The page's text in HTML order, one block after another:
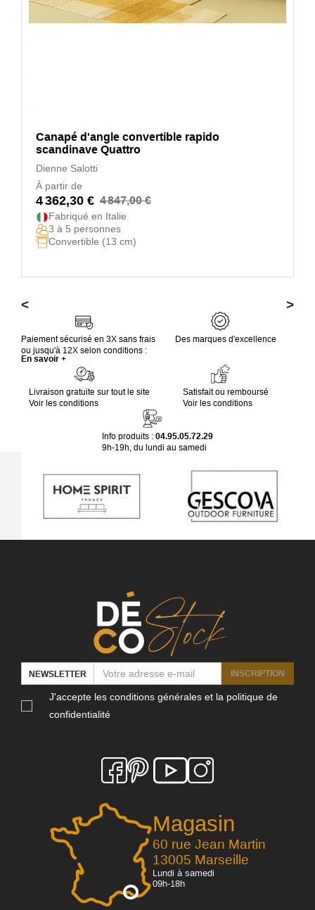
Canapé d'angle convertible rapido
scandinave Quattro
Dienne Salotti
À partir de
4 362,30 € 4 847,00 €
Fabriqué en Italie
3 à 5 personnes
Convertible (13 cm)
< >
Paiement sécurisé en 3X sans frais
ou jusqu'à 12X selon conditions :
En savoir +
Des marques d'excellence
Livraison gratuite sur tout le site
Voir les conditions
Satisfait ou remboursé
Voir les conditions
Info produits : 04.95.05.72.29
9h-19h, du lundi au samedi
Magasin
60 rue Jean Martin
13005 Marseille
Lundi à samedi
09h-18h
NEWSLETTER INSCRIPTION
J'accepte les conditions générales et la politique de
confidentialité